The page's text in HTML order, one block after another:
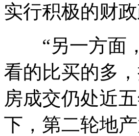
实行积极的财政
“另一方面，
看的比买的多
房成交仍处近
下，第二轮地